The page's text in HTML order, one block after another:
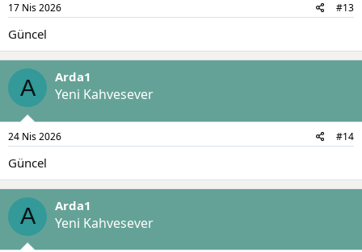
17 Nis 2026 #13
Güncel
A Arda1
Yeni Kahvesever
24 Nis 2026 #14
Güncel
A Arda1
Yeni Kahvesever